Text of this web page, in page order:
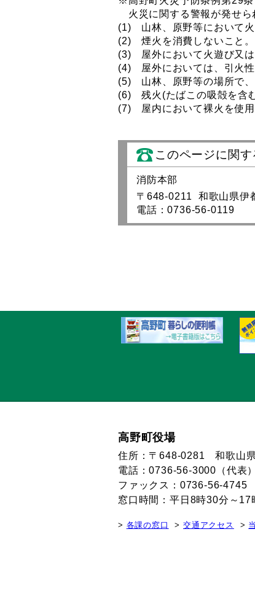
火災に関する警報が発せら
(1) 山林、原野等において火
(2) 煙火を消費しないこと。
(3) 屋外において火遊び又は
(4) 屋外においては、引火性
(5) 山林、原野等の場所で、
(6) 残火(たばこの吸殻を含
(7) 屋内において裸火を使用
このページに関
消防本部
〒648-0211 和歌山県伊
電話：0736-56-0119
高野町役場
住所：〒648-0281 和歌山県
電話：0736-56-3000（代表）
ファックス：0736-56-4745
窓口時間：平日8時30分～17
各課の窓口 交通アクセス